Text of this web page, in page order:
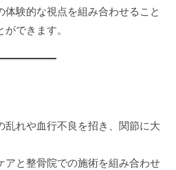
験的な視点を組み合わせること
できます。
乱れや血行不良を招き、関節に大
アと整骨院での施術を組み合わせ